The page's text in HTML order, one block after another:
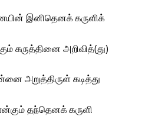
இனிதெனக் கருளிக்
கருத்தினை அறிவித்(து)
அறுத்திருள் கடித்து
தந்தெனக் கருளி